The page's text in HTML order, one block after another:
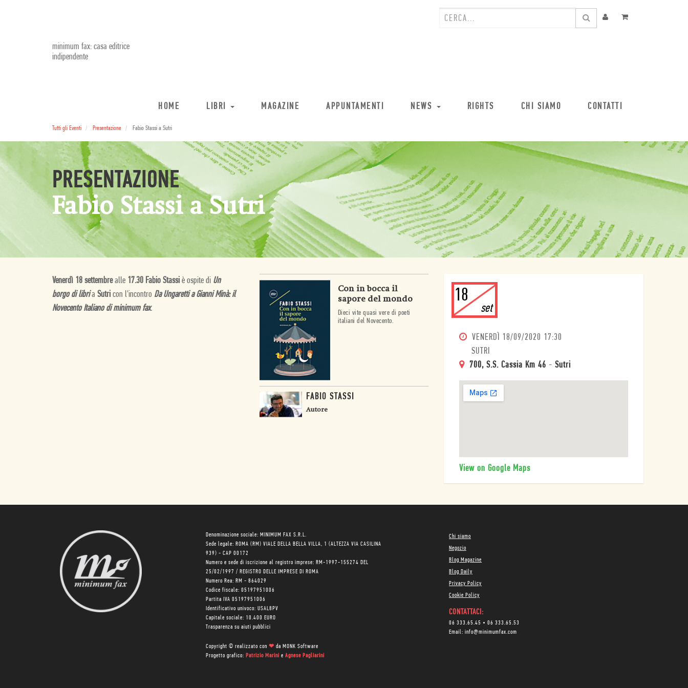
minimum fax: casa editrice
indipendente
HOME LIBRI MAGAZINE APPUNTAMENTI NEWS RIGHTS CHI SIAMO CONTATTI
Tutti gli Eventi Presentazione Fabio Stassi a Sutri
PRESENTAZIONE
Fabio Stassi a Sutri
Venerdì 18 settembrealle 17.30 Fabio Stassi è ospite di Un
borgo di libria Sutri con l'incontro Da Ungaretti a Gianni Minà: il
Novecento Italiano di minimum fax.
Con in bocca il
sapore del mondo
Dieci vite quasi vere di poeti
italiani del Novecento.
FABIO STASSI
Autore
18
set
VENERDÌ 18/09/2020 17:30
SUTRI
700, S.S. Cassia Km 46 - Sutri
View on Google Maps
Denominazione sociale: MINIMUM FAX S.R.L.
Sede legale: ROMA (RM) VIALE DELLA BELLA VILLA, 1 (ALTEZZA VIA CASILINA
939) - CAP 00172
Numero e sede di iscrizione al registro imprese: RM-1997-155274 DEL
25/02/1997 / REGISTRO DELLE IMPRESE DI ROMA
Numero Rea: RM - 864029
Codice fiscale: 05197951006
Partita IVA 05197951006
Identificativo univoco: USAL8PV
Capitale sociale: 10.400 EURO
Trasparenza su aiuti pubblici
Copyright © realizzato con ❤ da MONK Software
Progetto grafico: Patrizio Marini e Agnese Pagliarini
Chi siamo
Negozio
Blog Magazine
Blog Daily
Privacy Policy
Cookie Policy
CONTATTACI:
06 333.65.45 • 06 333.65.53
Email: info@minimumfax.com